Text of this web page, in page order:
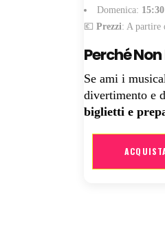
Domenica: 15:30
💶 Prezzi: A partire
Perché
Se ami i
divertimento e
biglietti e